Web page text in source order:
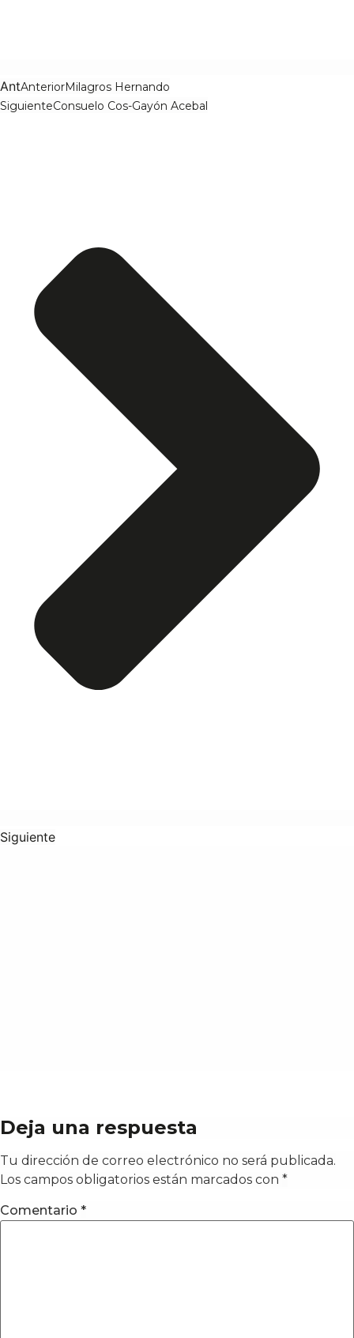
AntAnteriorMilagros Hernando
SiguienteConsuelo Cos-Gayón Acebal
Siguiente
Deja una respuesta
Tu dirección de correo electrónico no será publicada.
Los campos obligatorios están marcados con *
Comentario *